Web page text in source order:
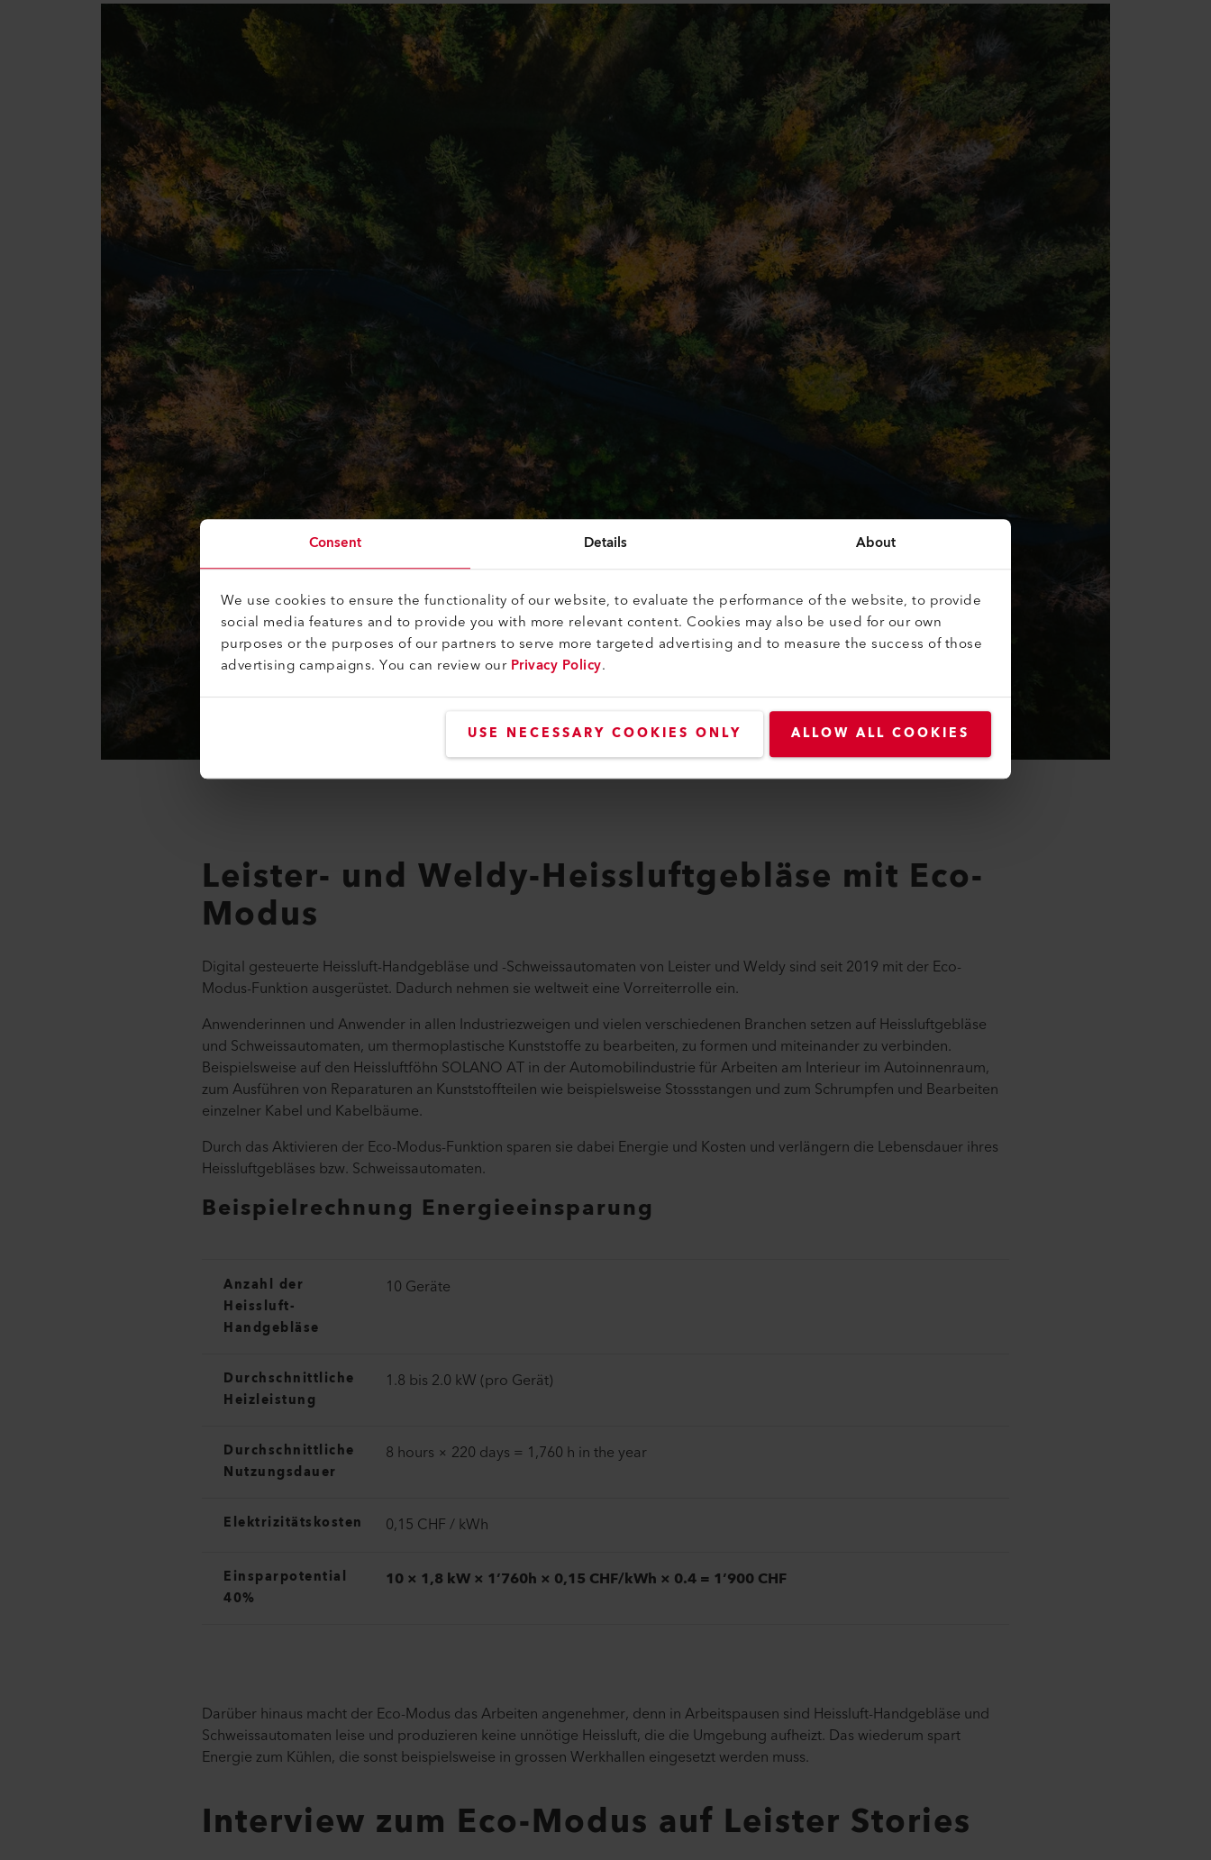
Consent Details About
We use cookies to ensure the functionality of our website, to evaluate the performance of the website, to provide
social media features and to provide you with more relevant content. Cookies may also be used for our own
purposes or the purposes of our partners to serve more targeted advertising and to measure the success of those
advertising campaigns. You can review ourPrivacy Policy.
USE NECESSARY COOKIES ONLY ALLOW ALL COOKIES
Leister- und Weldy-Heissluftgebläse mit Eco-
Modus
Digital gesteuerte Heissluft-Handgebläse und -Schweissautomaten von Leister und Weldy sind seit 2019 mit der Eco-
Modus-Funktion ausgerüstet. Dadurch nehmen sie weltweit eine Vorreiterrolle ein.
Anwenderinnen und Anwender in allen Industriezweigen und vielen verschiedenen Branchen setzen auf Heissluftgebläse
und Schweissautomaten, um thermoplastische Kunststoffe zu bearbeiten, zu formen und miteinander zu verbinden.
Beispielsweise auf den Heissluftföhn SOLANO AT in der Automobilindustrie für Arbeiten am Interieur im Autoinnenraum,
zum Ausführen von Reparaturen an Kunststoffteilen wie beispielsweise Stossstangen und zum Schrumpfen und Bearbeiten
einzelner Kabel und Kabelbäume.
Durch das Aktivieren der Eco-Modus-Funktion sparen sie dabei Energie und Kosten und verlängern die Lebensdauer ihres
Heissluftgebläses bzw. Schweissautomaten.
Beispielrechnung Energieeinsparung
Anzahl der
Heissluft-
Handgebläse
10 Geräte
Durchschnittliche
Heizleistung
1.8 bis 2.0 kW (pro Gerät)
Durchschnittliche
Nutzungsdauer
8 hours × 220 days = 1,760 h in the year
Elektrizitätskosten 0,15 CHF / kWh
Einsparpotential
40%
10 × 1,8 kW × 1’760h × 0,15 CHF/kWh × 0.4 = 1’900 CHF
Darüber hinaus macht der Eco-Modus das Arbeiten angenehmer, denn in Arbeitspausen sind Heissluft-Handgebläse und
Schweissautomaten leise und produzieren keine unnötige Heissluft, die die Umgebung aufheizt. Das wiederum spart
Energie zum Kühlen, die sonst beispielsweise in grossen Werkhallen eingesetzt werden muss.
Interview zum Eco-Modus auf Leister Stories